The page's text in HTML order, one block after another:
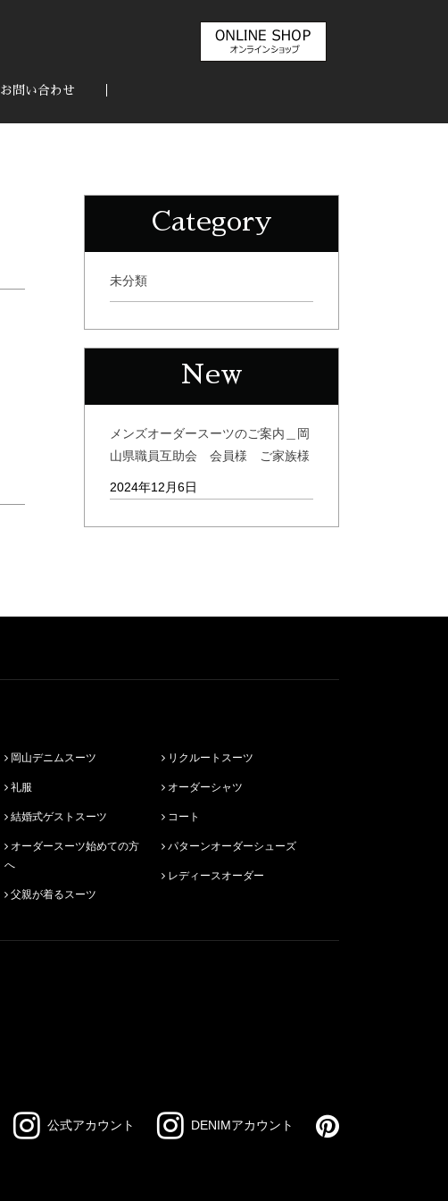
お問い合わせ
Category
未分類
New
メンズオーダースーツのご案内＿岡
山県職員互助会 会員様 ご家族様
2024年12月6日
岡山デニムスーツ
礼服
結婚式ゲストスーツ
へ
父親が着るスーツ
リクルートスーツ
オーダーシャツ
コート
パターンオーダーシューズ
レディースオーダー
公式アカウント DENIMアカウント